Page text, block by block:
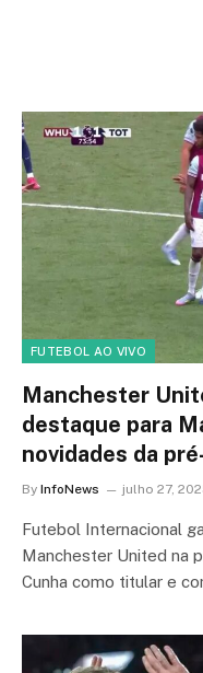
FUTEBOL AO VIVO
Manchester
destaque para
novidades da
By InfoNews julho 27,
Futebol Internacional
Manchester United na
Cunha como titular e